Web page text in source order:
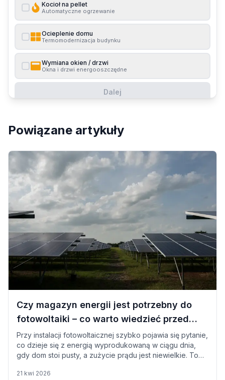
Kocioł na pellet
Automatyczne ogrzewanie
Ocieplenie domu
Termomodernizacja budynku
Wymiana okien / drzwi
Okna i drzwi energooszczędne
Dalej
Powiązane artykuły
Czy magazyn energii jest potrzebny do
fotowoltaiki – co warto wiedzieć przed
montażem?
Przy instalacji fotowoltaicznej szybko pojawia się pytanie,
co dzieje się z energią wyprodukowaną w ciągu dnia,
gdy dom stoi pusty, a zużycie prądu jest niewielkie. To
razu wykorzystać. Jednym ze sposobów na ich
21 kwi 2026